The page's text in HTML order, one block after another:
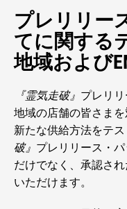
プレリリー
てに関する
地域および
『霊気走破』 プレリ
地域の店舗の皆さま
新たな供給方法をテ
破』 プレリリース・
だけでなく、承認さ
いただけます。